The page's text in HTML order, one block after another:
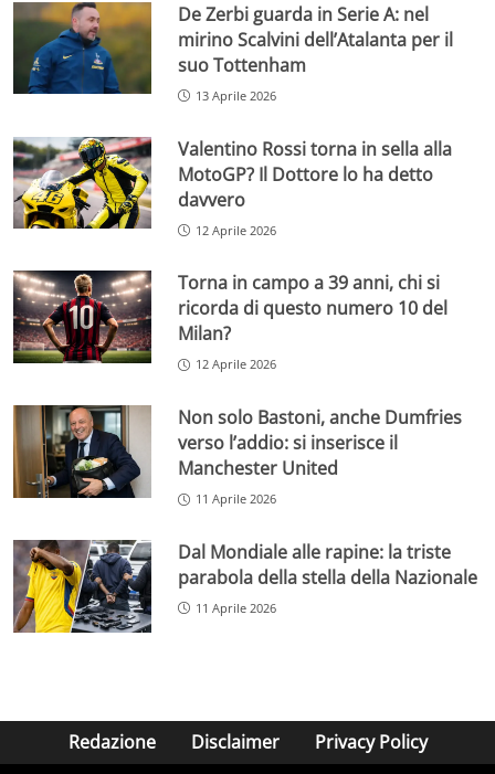
De Zerbi guarda in Serie A: nel
mirino Scalvini dell’Atalanta per il
suo Tottenham
13 Aprile 2026
Valentino Rossi torna in sella alla
MotoGP? Il Dottore lo ha detto
davvero
12 Aprile 2026
Torna in campo a 39 anni, chi si
ricorda di questo numero 10 del
Milan?
12 Aprile 2026
Non solo Bastoni, anche Dumfries
verso l’addio: si inserisce il
Manchester United
11 Aprile 2026
Dal Mondiale alle rapine: la triste
parabola della stella della Nazionale
11 Aprile 2026
Redazione Disclaimer Privacy Policy